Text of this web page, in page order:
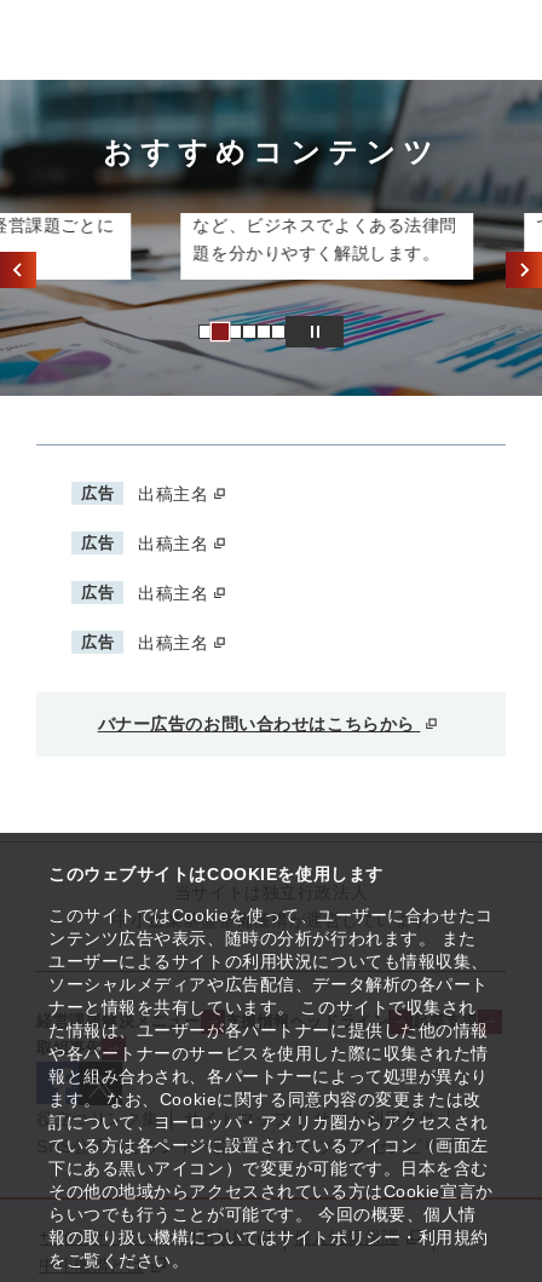
このウェブサイトはCOOKIEを使用します
このサイトではCookieを使って、ユーザーに合わせたコ
ンテンツ広告や表示、随時の分析が行われます。 また
ユーザーによるサイトの利用状況についても情報収集、
ソーシャルメディアや広告配信、データ解析の各パート
ナーと情報を共有しています。 このサイトで収集され
た情報は、ユーザーが各パートナーに提供した他の情報
や各パートナーのサービスを使用した際に収集された情
報と組み合わされ、各パートナーによって処理が異なり
ます。 なお、Cookieに関する同意内容の変更または改
訂について、ヨーロッパ・アメリカ圏からアクセスされ
ている方は各ページに設置されているアイコン（画面左
下にある黒いアイコン）で変更が可能です。日本を含む
その他の地域からアクセスされている方はCookie宣言か
らいつでも行うことが可能です。 今回の概要、個人情
報の取り扱い機構についてはサイトポリシー・利用規約
をご覧ください。
おすすめコンテンツ
企業経
ごとに
法律コラム
働き方改革に伴う就業管理の問題
など、ビジネスでよくある法律問
題を分かりやすく解説します。
職
てい
広告 出稿主名
広告 出稿主名
広告 出稿主名
広告 出稿主名
バナー広告のお問い合わせはこちらから
中小企業基盤整備機構が運営しています
経営課題解決メニュー 支援情報ヘッドライン
起業支援
取組事例
役立つリンク集 サイトマップ
サイト利用条件
SNS公式アカウント一覧
ウェブアクセシビリティ
サイトポリシー・利用規約
個人情報保護
中小機構とは